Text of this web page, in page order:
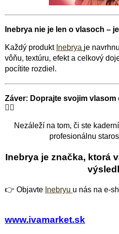
Inebrya nie je len o vlasoch –
Každý produkt Inebrya je
vôňu, textúru, efekt a celkový
pocítite rozdiel.
Záver: Doprajte svojim
💆‍♀️
Nezáleží na tom, či ste
profesionálnu
Inebrya je značka, ktorá
👉 Objavte Inebryu u nás na e-
www.ivamarket.sk